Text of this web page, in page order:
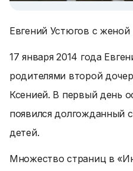
Евгений Устюгов с
17 января 2014 года
родителями второй
Ксенией. В первый день
появился долгожданный
детей.
Множество страниц в